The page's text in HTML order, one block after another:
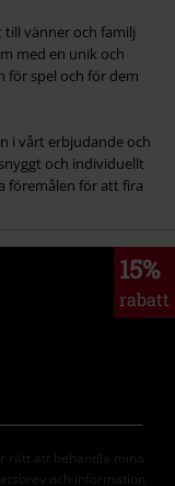
vänner och familj
med en unik och
för spel och för dem
i vårt erbjudande och
och individuellt
föremålen för att fira
15%
rabatt
rätt att behandla mina
och information